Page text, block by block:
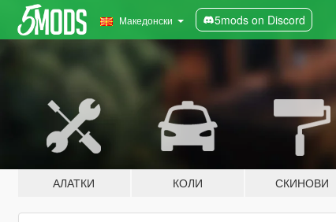
Македонски 5mods on Discord
АЛАТКИ КОЛИ СКИНОВИ